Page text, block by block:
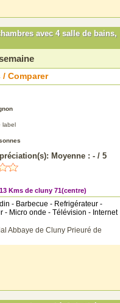
avec 4 salle de bains,
Comparer
label
Moyenne : - / 5
Kms de cluny 71(centre)
- Barbecue - Refrigérateur -
- Micro onde - Télévision - Internet
Abbaye de Cluny Prieuré de